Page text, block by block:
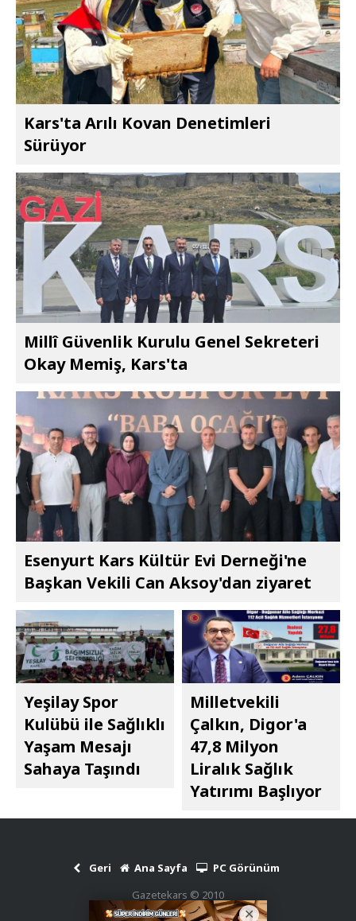
Kars'ta Arılı Kovan Denetimleri
Sürüyor
Millî Güvenlik Kurulu Genel Sekreteri
Okay Memiş, Kars'ta
Esenyurt Kars Kültür Evi Derneği'ne
Başkan Vekili Can Aksoy'dan ziyaret
Yeşilay Spor
Kulübü ile Sağlıklı
Yaşam Mesajı
Sahaya Taşındı
Milletvekili
Çalkın, Digor'a
47,8 Milyon
Liralık Sağlık
Yatırımı Başlıyor
Geri Ana Sayfa
PC Görünüm
Gazetekars © 2010
Haber Scripti